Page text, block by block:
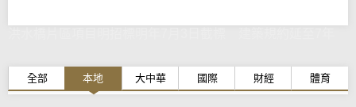
全部 本地 大中華 國際 財經 體育